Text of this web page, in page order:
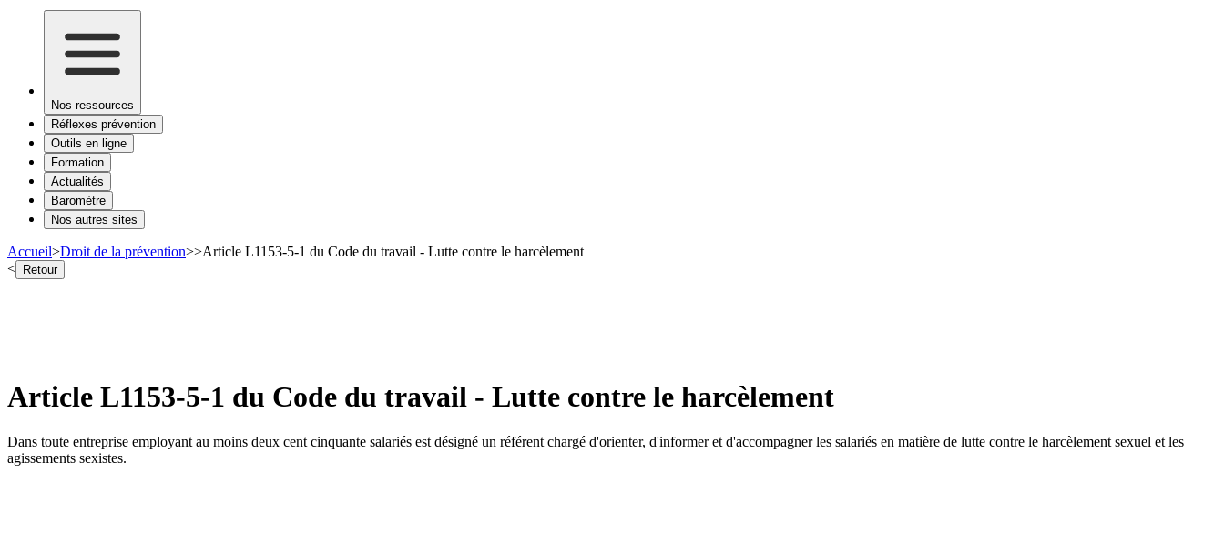
Nos ressources
Réflexes prévention
Outils en ligne
Formation
Actualités
Baromètre
Nos autres sites
Accueil>Droit de la prévention>>Article L1153-5-1 du Code du travail - Lutte contre le harcèlement
< Retour
Article L1153-5-1 du Code du travail - Lutte contre le harcèlement
Dans toute entreprise employant au moins deux cent cinquante salariés est désigné un référent chargé d'orienter, d'informer et d'accompagner les salariés en matière de lutte contre le harcèlement sexuel et les
agissements sexistes.